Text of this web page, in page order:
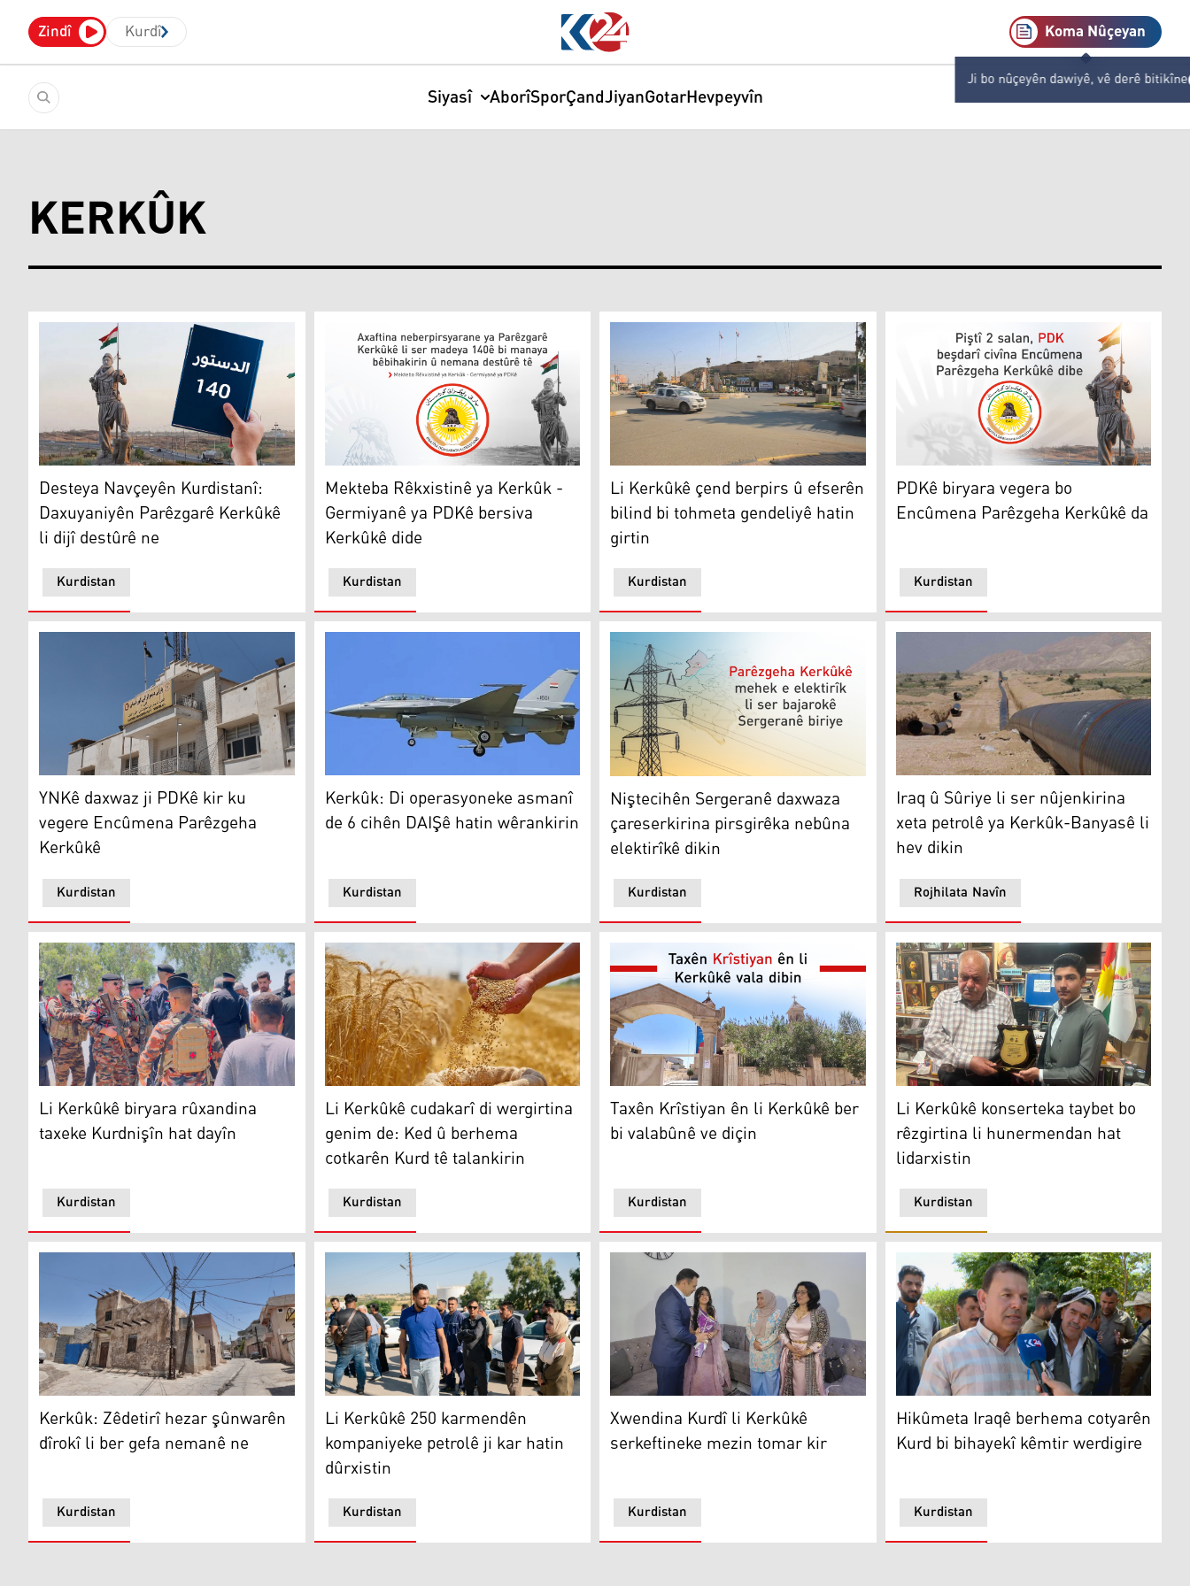
Zindî Kurdî Koma Nûçeyan
Ji bo nûçeyên dawiyê, vê derê bitikîne
Siyasî AborîSporÇandJiyanGotarHevpeyvîn
KERKÛK
Desteya Navçeyên Kurdistanî: Daxuyaniyên Parêzgarê Kerkûkê li dijî destûrê ne
Kurdistan
Desteya Navçeyên Kurdistanî:
Daxuyaniyên Parêzgarê Kerkûkê
li dijî destûrê ne
Mekteba Rêkxistinê ya Kerkûk - Germiyanê ya PDKê bersiva Kerkûkê dide
Kurdistan
Mekteba Rêkxistinê ya Kerkûk -
Germiyanê ya PDKê bersiva
Kerkûkê dide
Li Kerkûkê çend berpirs û efserên bilind bi tohmeta gendeliyê hatin girtin
Kurdistan
Li Kerkûkê çend berpirs û efserên
bilind bi tohmeta gendeliyê hatin
girtin
PDKê biryara vegera bo Encûmena
Kurdistan
PDKê biryara vegera bo
Encûmena Parêzgeha Kerkûkê da
YNKê daxwaz ji PDKê kir ku vegere Encûmena Parêzgeha Kerkûkê
Kurdistan
YNKê daxwaz ji PDKê kir ku
vegere Encûmena Parêzgeha
Kerkûkê
Kerkûk: Di operasyoneke asmanî de 6 cihên DAIŞê hatin wêrankirin
Kurdistan
Kerkûk: Di operasyoneke asmanî
de 6 cihên DAIŞê hatin wêrankirin
Niştecihên Sergeranê daxwaza çareserkirina pirsgirêka nebûna elektirîkê dikin
Kurdistan
Niştecihên Sergeranê daxwaza
çareserkirina pirsgirêka nebûna
elektirîkê dikin
Iraq û Sûriye li ser nûjenkirina xeta petrolê
Rojhilata Navîn
Iraq û Sûriye li ser nûjenkirina
xeta petrolê ya Kerkûk-Banyasê li
hev dikin
Li Kerkûkê biryara rûxandina taxeke Kurdnişîn hat dayîn
Kurdistan
Li Kerkûkê biryara rûxandina
taxeke Kurdnişîn hat dayîn
Li Kerkûkê cudakarî di wergirtina genim de: Ked û berhema cotkarên Kurd tê talankirin
Kurdistan
Li Kerkûkê cudakarî di wergirtina
genim de: Ked û berhema
cotkarên Kurd tê talankirin
Taxên Krîstiyan ên li Kerkûkê ber bi valabûnê ve diçin
Kurdistan
Taxên Krîstiyan ên li Kerkûkê ber
bi valabûnê ve diçin
Li Kerkûkê konserteka taybet bo
Kurdistan
Li Kerkûkê konserteka taybet bo
rêzgirtina li hunermendan hat
lidarxistin
Kerkûk
Kurdistan
Kerkûk: Zêdetirî hezar şûnwarên
dîrokî li ber gefa nemanê ne
Kerkûk
Kurdistan
Li Kerkûkê 250 karmendên
kompaniyeke petrolê ji kar hatin
dûrxistin
Xwendina Kurdî li Kerkûkê serkeftineke mezin tomar kir
Kurdistan
Xwendina Kurdî li Kerkûkê
serkeftineke mezin tomar kir
Hikûmeta Iraqê berhema cotyarên Kurd bi
Kurdistan
Hikûmeta Iraqê berhema cotyarên
Kurd bi bihayekî kêmtir werdigire